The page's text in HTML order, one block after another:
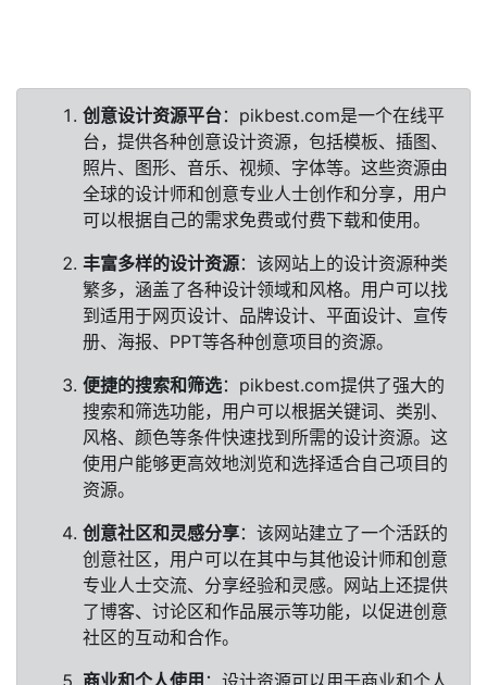
创意设计资源平台：pikbest.com是一个在线平
台，提供各种创意设计资源，包括模板、插图、
照片、图形、音乐、视频、字体等。这些资源由
全球的设计师和创意专业人士创作和分享，用户
可以根据自己的需求免费或付费下载和使用。
丰富多样的设计资源：该网站上的设计资源种类
繁多，涵盖了各种设计领域和风格。用户可以找
到适用于网页设计、品牌设计、平面设计、宣传
册、海报、PPT等各种创意项目的资源。
便捷的搜索和筛选：pikbest.com提供了强大的
搜索和筛选功能，用户可以根据关键词、类别、
风格、颜色等条件快速找到所需的设计资源。这
使用户能够更高效地浏览和选择适合自己项目的
资源。
创意社区和灵感分享：该网站建立了一个活跃的
创意社区，用户可以在其中与其他设计师和创意
专业人士交流、分享经验和灵感。网站上还提供
了博客、讨论区和作品展示等功能，以促进创意
社区的互动和合作。
商业和个人使用 ：设计资源可以用于商业和个人